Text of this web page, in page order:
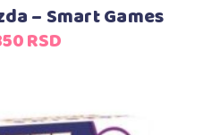
– Smart Games
RSD